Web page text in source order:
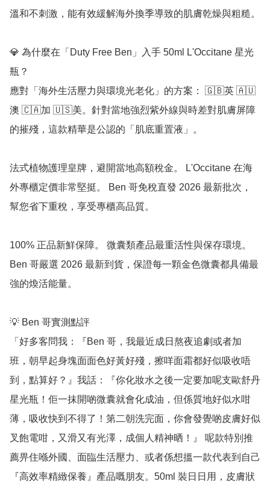
溫和不刺激，能有效緩解海外換季導致的肌膚乾燥與粗糙。
💎 為什麼在「Duty Free Ben」入手 50ml L'Occitane 星光
瓶？
應對「海外生活壓力與環境光老化」的方案： 🇬🇧英 🇦🇺
澳 🇨🇦加 🇺🇸美。針對當地強烈紫外線與時差對肌膚屏障
的摧殘，這款精華是公認的「肌底重置液」。
法式植物護理皇牌，避開當地高額稅金。 L'Occitane 在海
外專櫃定價非常堅挺。 Ben 哥免稅直發 2026 最新批次，
幫您省下重稅，享受專櫃高品質。
100% 正品新鮮保障。 微囊類產品最重活性與保存環境。
Ben 哥嚴選 2026 最新到貨，保證每一顆金色微囊都具備最
強的煥活能量。
💡 Ben 哥實測點評
「好多客問我：『Ben 哥，我最近成日熬夜追劇或者加
班，朝早起身塊面面色好黃好殘，擦咩面霜都好似吸收唔
到，點算好？』我話：『你化妝水之後一定要加呢支歐舒丹
星光瓶！佢一抹開啲微囊就會化成油，但係質地好似水咁
薄，吸收快到不得了！第二朝洗完面，你會發覺啲皮膚好似
叉飽電咁，又滑又有光澤，成個人精神晒！』 呢款特別推
薦畀住喺外國、面臨生活壓力、或者係想搵一款代表到自己
『高效率精緻保養』產品嘅朋友。50ml 裝日日用，皮膚狀